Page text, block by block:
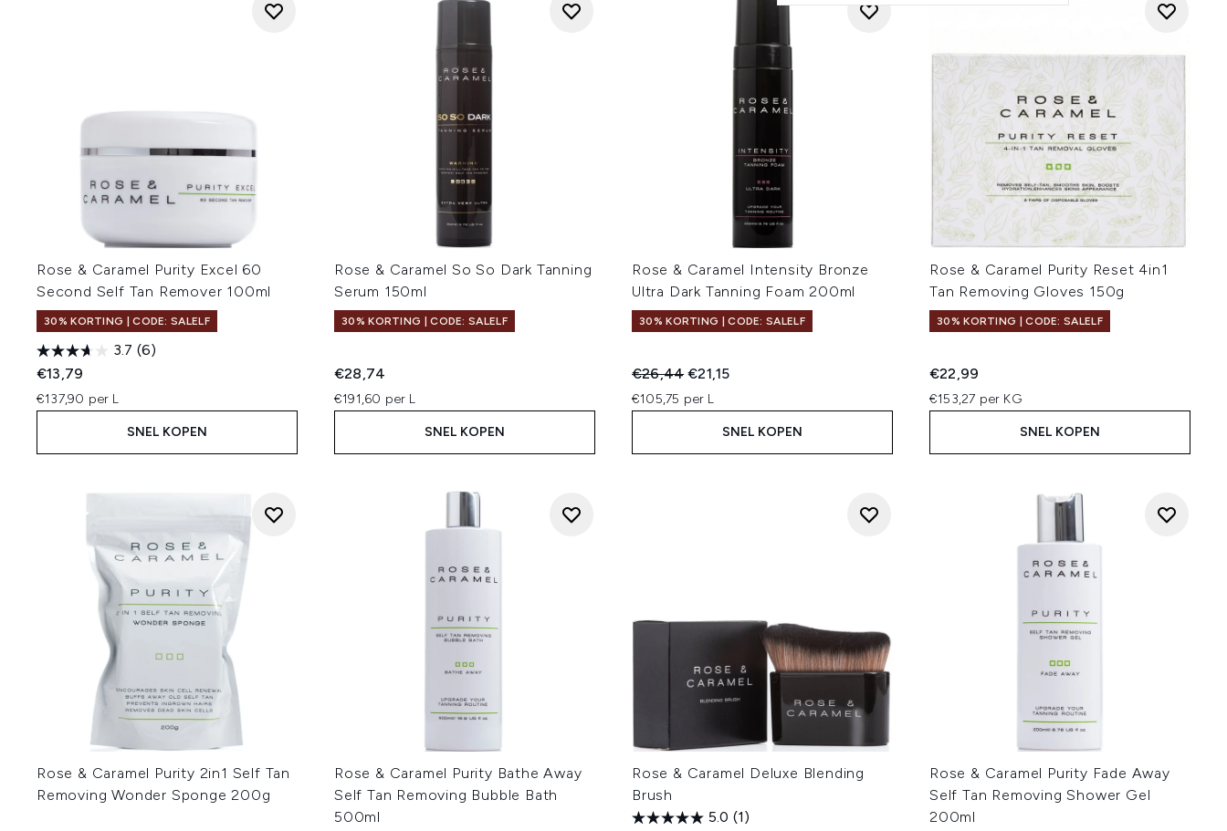
Rose & Caramel Purity Excel 60
Second Self Tan Remover 100ml
30% KORTING | CODE: SALELF
3.7 (6)
€13,79
€137,90 per L
SNEL KOPEN
Rose & Caramel So So Dark Tanning
Serum 150ml
30% KORTING | CODE: SALELF
€28,74
€191,60 per L
SNEL KOPEN
Rose & Caramel Intensity Bronze
Ultra Dark Tanning Foam 200ml
30% KORTING | CODE: SALELF
Recommended Retail Price:
€26,44Huidige prijs:
€21,15
€105,75 per L
SNEL KOPEN
Rose & Caramel Purity Reset 4in1
Tan Removing Gloves 150g
30% KORTING | CODE: SALELF
€22,99
€153,27 per KG
SNEL KOPEN
Rose & Caramel Purity 2in1 Self Tan
Removing Wonder Sponge 200g
Rose & Caramel Purity Bathe Away
Self Tan Removing Bubble Bath
500ml
Rose & Caramel Deluxe Blending
Brush
5.0 (1)
Rose & Caramel Purity Fade Away
Self Tan Removing Shower Gel
200ml